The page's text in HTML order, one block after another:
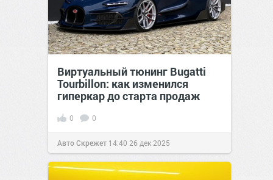
Виртуальный тюнинг Bugatti
Tourbillon: как изменился
гиперкар до старта продаж
0 0
Авто Скрежет 14:40 26 дек 2025